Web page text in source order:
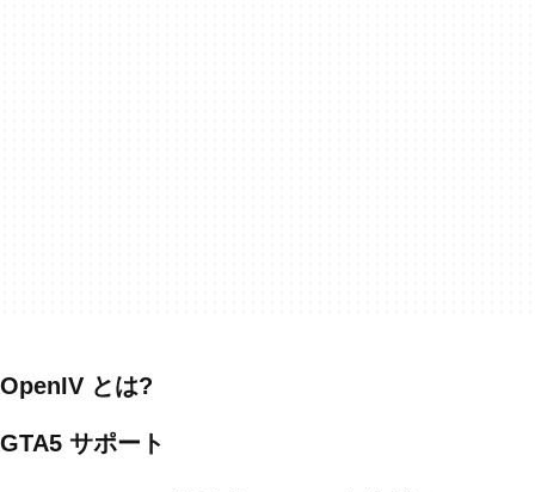
OpenIV とは?
GTA5 サポート